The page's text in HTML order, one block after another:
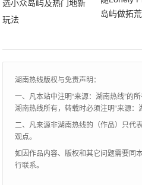
岛屿做拓
努沙登加
湖南热线版权与免责声明：
一、凡本站中注明“来源：湖南热线”的
湖南热线所有，转载时必须注明“来源：
二、凡来源非湖南热线的（作品）只代
观点。
如因作品内容、版权和其它问题需要同
行联系。